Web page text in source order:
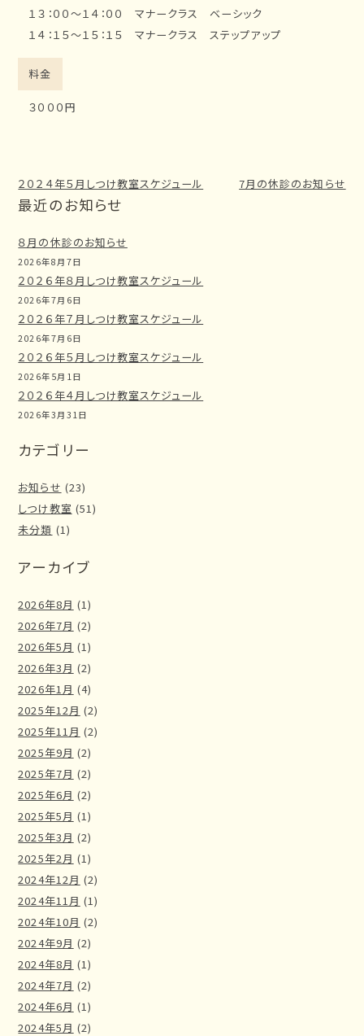
１３：００～１４：００ マナークラス ベーシック
１４：１５～１５：１５ マナークラス ステップアップ
料金
３０００円
２０２４年５月しつけ教室スケジュール 7月の休診のお知らせ
最近のお知らせ
８月の休診のお知らせ
2026年8月7日
２０２６年８月しつけ教室スケジュール
2026年7月6日
２０２６年７月しつけ教室スケジュール
2026年7月6日
２０２６年５月しつけ教室スケジュール
2026年5月1日
２０２６年４月しつけ教室スケジュール
2026年3月31日
カテゴリー
お知らせ (23)
しつけ教室 (51)
未分類 (1)
アーカイブ
2026年8月 (1)
2026年7月 (2)
2026年5月 (1)
2026年3月 (2)
2026年1月 (4)
2025年12月 (2)
2025年11月 (2)
2025年9月 (2)
2025年7月 (2)
2025年6月 (2)
2025年5月 (1)
2025年3月 (2)
2025年2月 (1)
2024年12月 (2)
2024年11月 (1)
2024年10月 (2)
2024年9月 (2)
2024年8月 (1)
2024年7月 (2)
2024年6月 (1)
2024年5月 (2)